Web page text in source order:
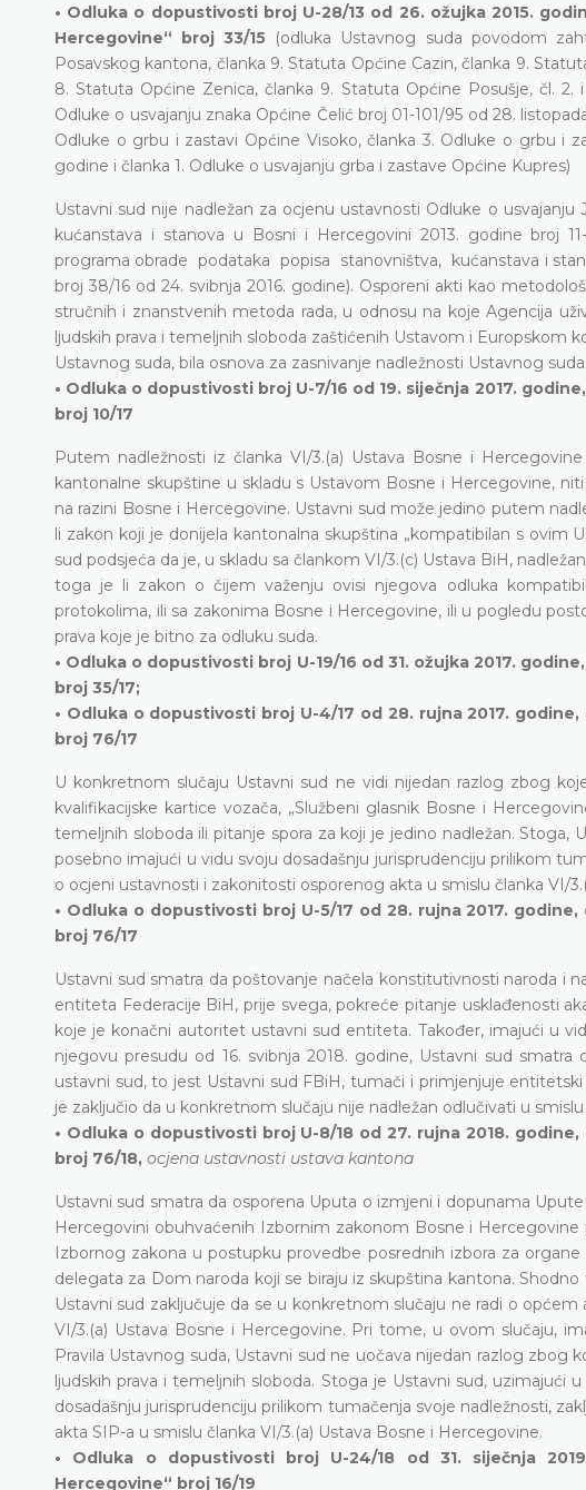
• Odluka o dopustivosti broj U-28/13 od 26. ožujka 2015.
Hercegovine“ broj 33/15 (odluka Ustavnog suda povodom
Posavskog kantona, članka 9. Statuta Općine Cazin, članka 9.
8. Statuta Općine Zenica, članka 9. Statuta Općine Posušje, čl.
Odluke o usvajanju znaka Općine Čelić broj 01-101/95 od 28.
Odluke o grbu i zastavi Općine Visoko, članka 3. Odluke o grbu i
godine i članka 1. Odluke o usvajanju grba i zastave Općine Kupres)
Ustavni sud nije nadležan za ocjenu ustavnosti Odluke o
kućanstava i stanova u Bosni i Hercegovini 2013. godine broj
programa obrade podataka popisa stanovništva, kućanstava i
broj 38/16 od 24. svibnja 2016. godine). Osporeni akti kao
stručnih i znanstvenih metoda rada, u odnosu na koje Agencija
ljudskih prava i temeljnih sloboda zaštićenih Ustavom i Europskom
Ustavnog suda, bila osnova za zasnivanje nadležnosti Ustavnog suda.
• Odluka o dopustivosti broj U-7/16 od 19. siječnja 2017.
broj 10/17
Putem nadležnosti iz članka VI/3.(a) Ustava Bosne i
kantonalne skupštine u skladu s Ustavom Bosne i Hercegovine,
na razini Bosne i Hercegovine. Ustavni sud može jedino putem
li zakon koji je donijela kantonalna skupština „kompatibilan s ovim
sud podsjeća da je, u skladu sa člankom VI/3.(c) Ustava BiH,
toga je li zakon o čijem važenju ovisi njegova odluka
protokolima, ili sa zakonima Bosne i Hercegovine, ili u pogledu
prava koje je bitno za odluku suda.
• Odluka o dopustivosti broj U-19/16 od 31. ožujka 2017.
broj 35/17;
• Odluka o dopustivosti broj U-4/17 od 28. rujna 2017.
broj 76/17
U konkretnom slučaju Ustavni sud ne vidi nijedan razlog zbog
kvalifikacijske kartice vozača, „Službeni glasnik Bosne i
temeljnih sloboda ili pitanje spora za koji je jedino nadležan.
posebno imajući u vidu svoju dosadašnju jurisprudenciju prilikom
o ocjeni ustavnosti i zakonitosti osporenog akta u smislu članka VI/
• Odluka o dopustivosti broj U-5/17 od 28. rujna 2017.
broj 76/17
Ustavni sud smatra da poštovanje načela konstitutivnosti naroda i
entiteta Federacije BiH, prije svega, pokreće pitanje usklađenosti
koje je konačni autoritet ustavni sud entiteta. Također, imajući u
njegovu presudu od 16. svibnja 2018. godine, Ustavni sud
ustavni sud, to jest Ustavni sud FBiH, tumači i primjenjuje
je zaključio da u konkretnom slučaju nije nadležan odlučivati u
• Odluka o dopustivosti broj U-8/18 od 27. rujna 2018.
broj 76/18, ocjena ustavnosti ustava kantona
Ustavni sud smatra da osporena Uputa o izmjeni i dopunama
Hercegovini obuhvaćenih Izbornim zakonom Bosne i
Izbornog zakona u postupku provedbe posrednih izbora za
delegata za Dom naroda koji se biraju iz skupština kantona.
Ustavni sud zaključuje da se u konkretnom slučaju ne radi o
VI/3.(a) Ustava Bosne i Hercegovine. Pri tome, u ovom slučaju,
Pravila Ustavnog suda, Ustavni sud ne uočava nijedan razlog
ljudskih prava i temeljnih sloboda. Stoga je Ustavni sud, uzimajući
dosadašnju jurisprudenciju prilikom tumačenja svoje nadležnosti,
akta SIP-a u smislu članka VI/3.(a) Ustava Bosne i Hercegovine.
• Odluka o dopustivosti broj U-24/18 od 31. siječnja
Hercegovine“ broj 16/19